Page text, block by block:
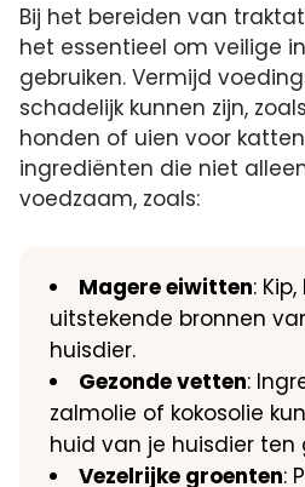
Bij het bereiden van
het essentieel om veilige
gebruiken.​ Vermijd
schadelijk kunnen zijn,
honden of uien voor
ingrediënten die niet
voedzaam, zoals:
Magere eiwitten:
uitstekende bronnen
huisdier.​
Gezonde vetten:
zalmolie of kokosolie
huid van je huisdier ten
Vezelrijke groenten: